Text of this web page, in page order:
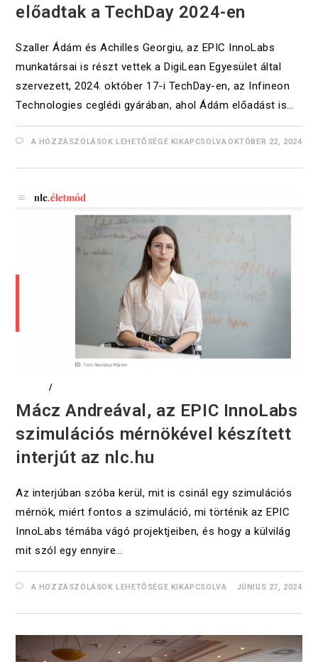
előadtak a TechDay 2024-en
Szaller Ádám és Achilles Georgiu, az EPIC InnoLabs
munkatársai is részt vettek a DigiLean Egyesület által
szervezett, 2024. október 17-i TechDay-en, az Infineon
Technologies ceglédi gyárában, ahol Ádám előadást is…
A HOZZÁSZÓLÁSOK LEHETŐSÉGE KIKAPCSOLVA OKTÓBER 22, 2024
/
Mácz Andreával, az EPIC InnoLabs
szimulációs mérnökével készített
interjút az nlc.hu
Az interjúban szóba kerül, mit is csinál egy szimulációs
mérnök, miért fontos a szimuláció, mi történik az EPIC
InnoLabs témába vágó projektjeiben, és hogy a külvilág
mit szól egy ennyire…
A HOZZÁSZÓLÁSOK LEHETŐSÉGE KIKAPCSOLVA JÚNIUS 27, 2024